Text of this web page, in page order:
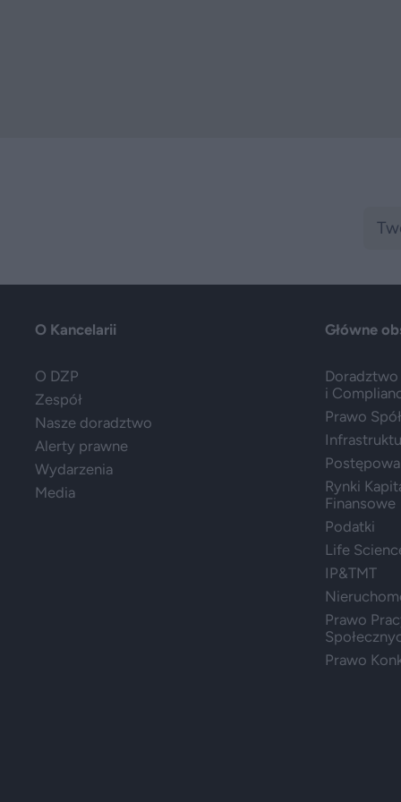
O Kancelarii
O DZP
Zespół
Nasze doradztwo
Alerty prawne
Wydarzenia
Media
Główne
Doradztwo
i
Prawo
Rynki
Finansowe
Podatki
Life
IP&TMT
Prawo
Prawo